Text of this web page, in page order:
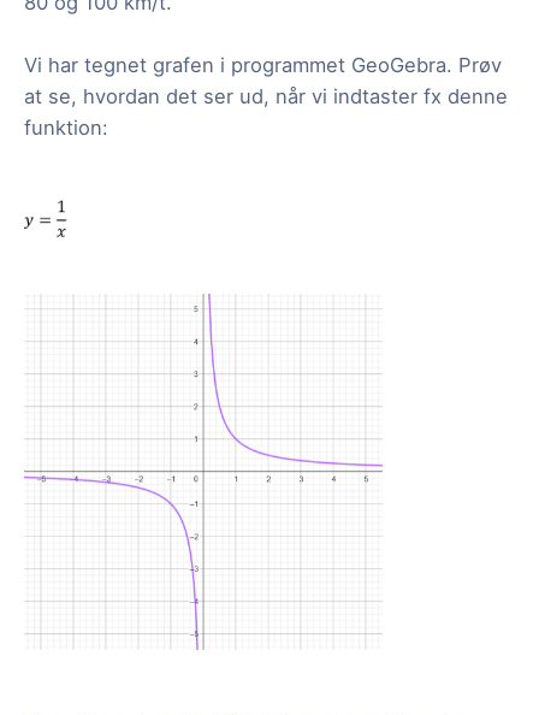
Vi har tegnet grafen i programmet GeoGebra. Prøv
at se, hvordan det ser ud, når vi indtaster fx denne
funktion: